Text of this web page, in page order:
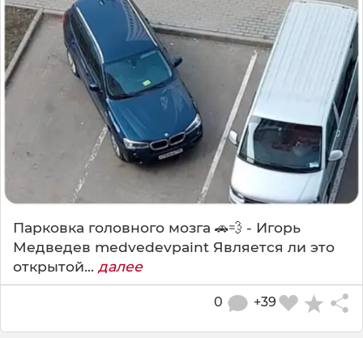
Парковка головного мозга 🚗💨 - Игорь
Медведев medvedevpaint Является ли это
открытой... далее
+39
0